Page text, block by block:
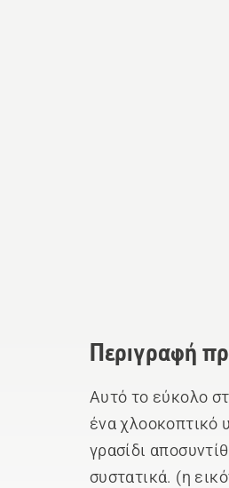
Περιγραφή
Αυτό το εύκολο
ένα χλοοκοπτικό
γρασίδι
συστατικά. (η